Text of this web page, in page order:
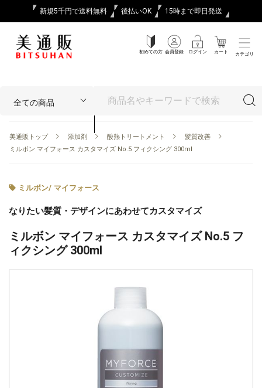
新規5千円で送料無料 後払いOK 15時まで即日発送
初めての方 会員登録 ログイン カート カテゴリ
美通販トップ 添加剤 酸熱トリートメント
髪質改善
ミルボン マイフォース カスタマイズ No.5 フィクシング 300ml
ミルボン/ マイフォース
なりたい髪質・デザインにあわせてカスタマイズ
ミルボン マイフォース カスタマイズ No.5 フ
ィクシング 300ml